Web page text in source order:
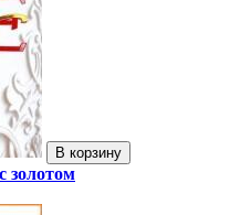
В корзину
золотом